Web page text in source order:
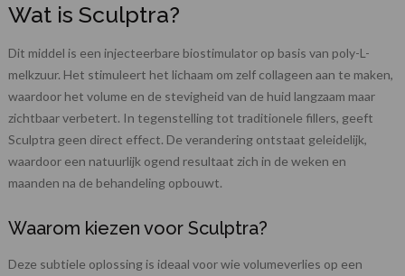
Wat is Sculptra?
Dit middel is een injecteerbare biostimulator op basis van poly-L-
melkzuur. Het stimuleert het lichaam om zelf collageen aan te maken,
waardoor het volume en de stevigheid van de huid langzaam maar
zichtbaar verbetert. In tegenstelling tot traditionele fillers, geeft
Sculptra geen direct effect. De verandering ontstaat geleidelijk,
waardoor een natuurlijk ogend resultaat zich in de weken en
maanden na de behandeling opbouwt.
Waarom kiezen voor Sculptra?
Deze subtiele oplossing is ideaal voor wie volumeverlies op een